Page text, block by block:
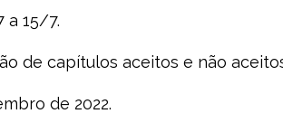
a 15/7.
de capítulos aceitos e não
de 2022.